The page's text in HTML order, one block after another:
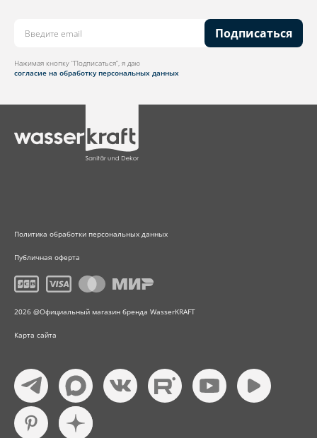
Подписаться
Нажимая кнопку “Подписаться”, я даю
согласие на обработку персональных данных
Политика обработки персональных данных
Публичная оферта
2026 @Официальный магазин бренда WasserKRAFT
Карта сайта